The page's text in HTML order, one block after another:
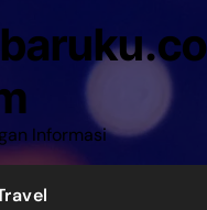
Informasi